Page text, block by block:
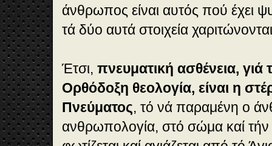
άνθρωπος είναι αυτός πού έχει
τά δύο αυτά στοιχεία
Έτσι, πνευματική ασθένεια, γιά
Ορθόδοξη θεολογία, είναι η
Πνεύματος, τό νά παραμένη ο
ανθρωπολογία, στό σώμα καί